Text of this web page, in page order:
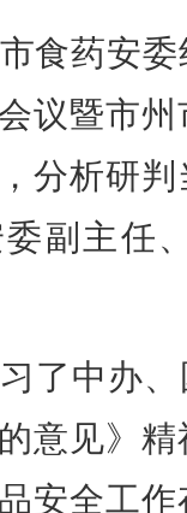
食药安
议暨市
分析研
副主任
了中办
意见》
安全工